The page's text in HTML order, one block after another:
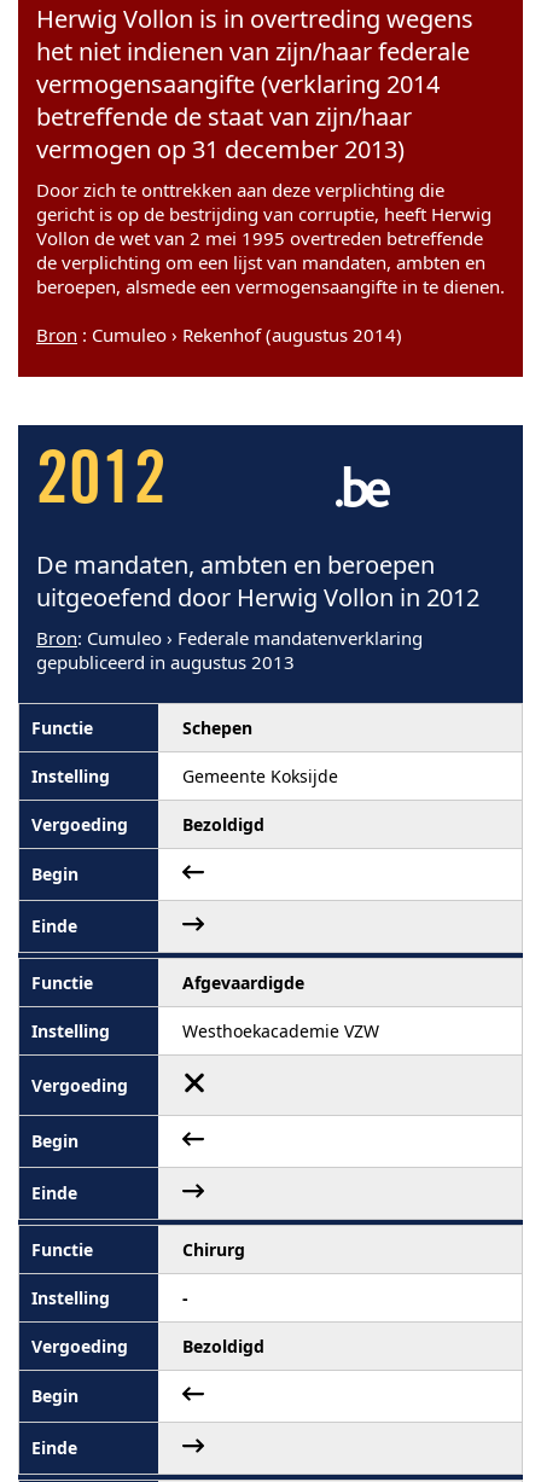
Herwig Vollon is in overtreding wegens
het niet indienen van zijn/haar federale
vermogensaangifte (verklaring 2014
betreffende de staat van zijn/haar
vermogen op 31 december 2013)
Door zich te onttrekken aan deze verplichting die
gericht is op de bestrijding van corruptie, heeft Herwig
Vollon de wet van 2 mei 1995 overtreden betreffende
de verplichting om een lijst van mandaten, ambten en
beroepen, alsmede een vermogensaangifte in te dienen.
Bron : Cumuleo › Rekenhof (augustus 2014)
2012
De mandaten, ambten en beroepen
uitgeoefend door Herwig Vollon in 2012
Bron: Cumuleo › Federale mandatenverklaring
gepubliceerd in augustus 2013
Schepen
Gemeente Koksijde
Bezoldigd
Afgevaardigde
Westhoekacademie VZW
Chirurg
-
Bezoldigd